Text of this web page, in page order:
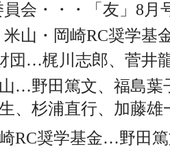
会・・・「友」8月
米山・岡崎RC奨学基
団…梶川志郎、菅井
…野田篤文、福島葉
、杉浦直行、加藤雄
RC奨学基金…野田